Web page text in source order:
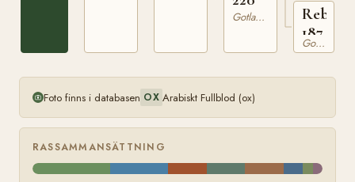
Gotlandsruss
187
Gotlandsruss
Foto finns i databasen OX Arabiskt Fullblod (ox)
RASSAMMANSÄTTNING